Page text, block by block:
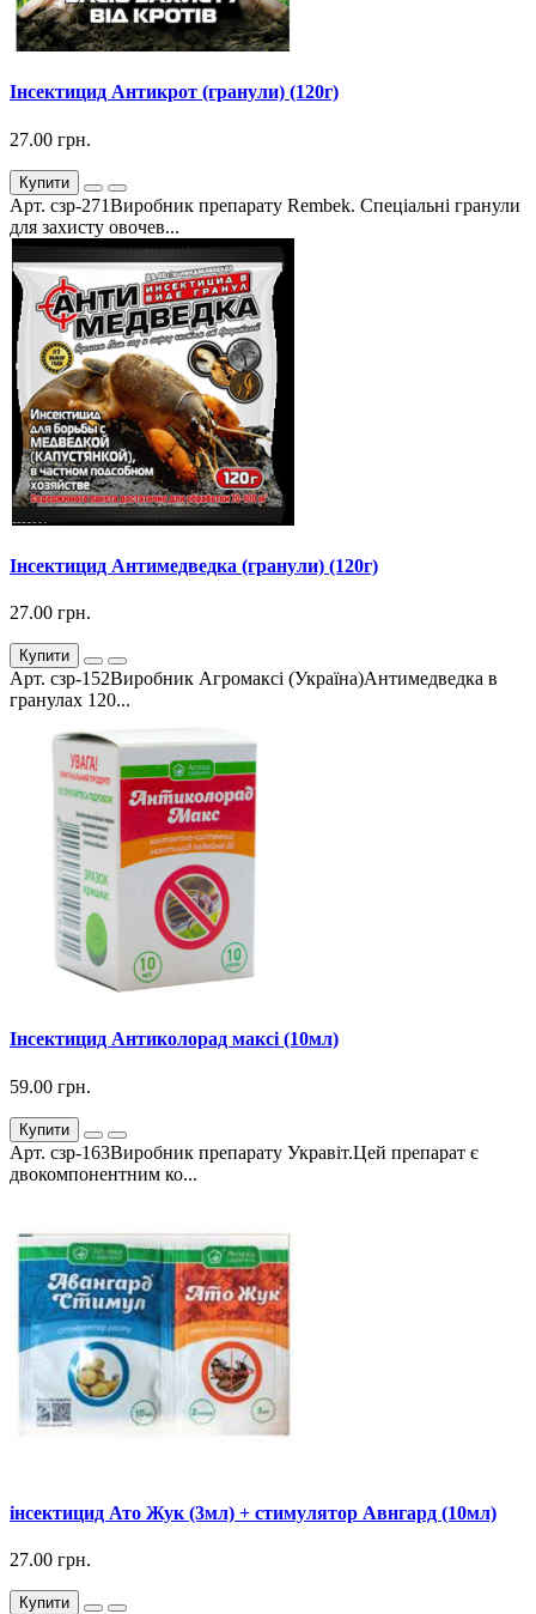
Інсектицид Антикрот (гранули) (120г)
27.00 грн.
Купити
Арт. сзр-271Виробник препарату Rembek. Спеціальні гранули
для захисту овочев...
Інсектицид Антимедведка (гранули) (120г)
27.00 грн.
Купити
Арт. сзр-152Виробник Агромаксі (Україна)Антимедведка в
гранулах 120...
Інсектицид Антиколорад максі (10мл)
59.00 грн.
Купити
Арт. сзр-163Виробник препарату Укравіт.Цей препарат є
двокомпонентним ко...
інсектицид Ато Жук (3мл) + стимулятор Авнгард (10мл)
27.00 грн.
Купити